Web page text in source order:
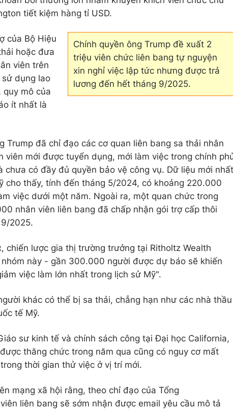
tiết kiệm hàng tỉ USD.
Chính quyền ông Trump đề xuất 2
triệu viên chức liên bang tự nguyện
xin nghỉ việc lập tức nhưng được trả
lương đến hết tháng 9/2025.
của Bộ Hiệu
hoặc đưa
viên trên
dụng lao
quy mô của
ít nhất là
Trump đã chỉ đạo các cơ quan liên bang sa thải nhân
viên mới được tuyển dụng, mới làm việc trong chính
chưa có đầy đủ quyền bảo vệ công vụ. Dữ liệu mới nhất
cho thấy, tính đến tháng 5/2024, có khoảng 220.000
việc dưới một năm. Ngoài ra, một quan chức trong
nhân viên liên bang đã chấp nhận gói trợ cấp thôi
2025.
chiến lược gia thị trường trưởng tại Ritholtz Wealth
này - gần 300.000 người được dự báo sẽ khiến
việc làm lớn nhất trong lịch sử Mỹ".
khác có thể bị sa thải, chẳng hạn như các nhà thầu
tế Mỹ.
sư kinh tế và chính sách công tại Đại học California,
thăng chức trong năm qua cũng có nguy cơ mất
thời gian thử việc ở vị trí mới.
mạng xã hội rằng, theo chỉ đạo của Tổng
liên bang sẽ sớm nhận được email yêu cầu mô tả